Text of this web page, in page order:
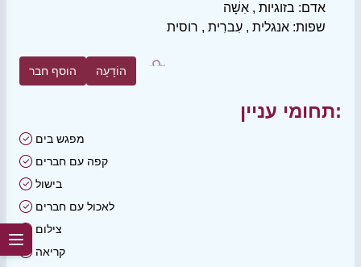
אדם: בזוגיות , אִשָׁה
שפות: אנגלית , עִברִית , רוסית
הוסף חבר הוֹדָעָה
תחומי עניין:
מפגש בים
קפה עם חברים
בישול
לאכול עם חברים
צילום
קריאה